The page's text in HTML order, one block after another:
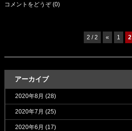
コメントをどうぞ (0)
2 / 2 « 1 2
アーカイブ
2020年8月 (28)
2020年7月 (25)
2020年6月 (17)